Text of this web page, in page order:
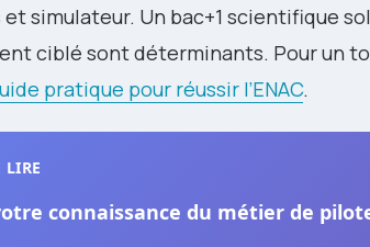
simulateur. Un bac+1 scientifique
ciblé sont déterminants. Pour un
pratique pour réussir l’ENAC.
LIRE
connaissance du métier de